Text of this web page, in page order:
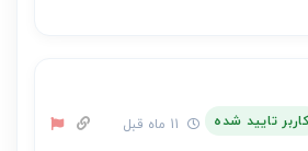
تایید شده